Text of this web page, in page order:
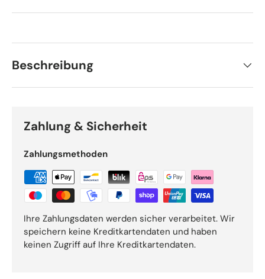
Beschreibung
Zahlung & Sicherheit
Zahlungsmethoden
Ihre Zahlungsdaten werden sicher verarbeitet. Wir
speichern keine Kreditkartendaten und haben
keinen Zugriff auf Ihre Kreditkartendaten.